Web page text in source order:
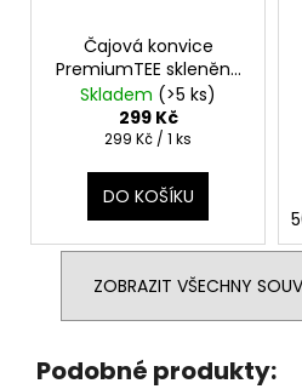
Čajová konvice
PremiumTEE skleněná
280 ml
Skladem (>5 ks)
299 Kč
Měrná
299 Kč / 1 ks
DO KOŠÍKU
ZOBRAZIT VŠECHNY
Podobné produkty: